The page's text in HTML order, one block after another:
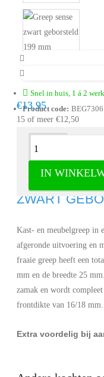
Snel in huis, 1 á 2
Product code: BEG7306
€13,95
15 of meer €12,50
IN
Omschrijving
GREEP
ZWART
Kast- en meubelgreep in
afgeronde uitvoering en
fraaie greep heeft een
mm en de breedte 25
zamak en wordt
frontdikte van 16/18 mm.
Extra voordelig bij